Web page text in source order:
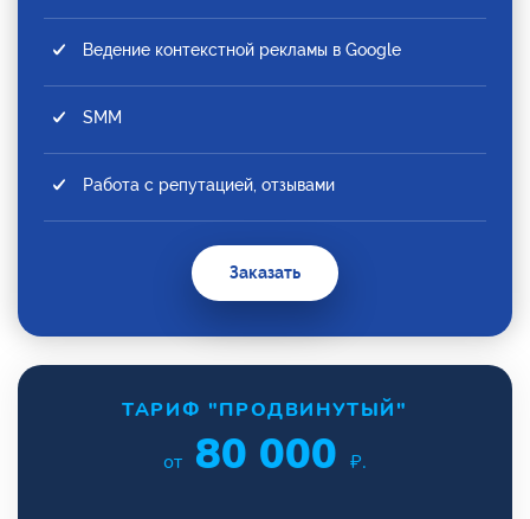
Ведение контекстной рекламы в Google
SMM
Работа с репутацией, отзывами
Заказать
ТАРИФ "ПРОДВИНУТЫЙ"
от 80 000 ₽.